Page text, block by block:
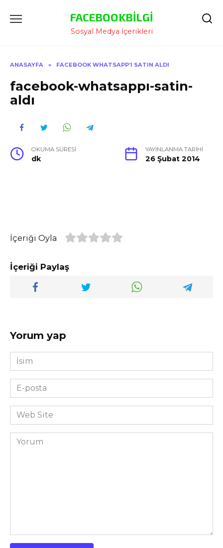
Atla
FACEBOOKBILGI
Sosyal Medya İçerikleri
ANASAYFA » FACEBOOK WHATSAPP’I SATIN ALDI
facebook-whatsappı-satin-
aldı
OKUMA SÜRESI
dk
YAYINLANMA TARIHI
26 Şubat 2014
İçeriği Oyla
İçeriği Paylaş
Yorum yap
İsim
*
E-
posta
*Web
Site
Yorum